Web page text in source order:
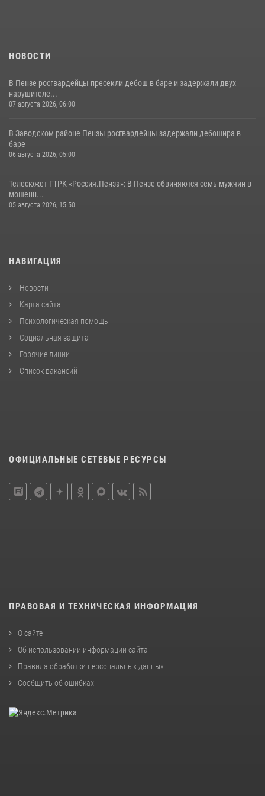
НОВОСТИ
В Пензе росгвардейцы пресекли дебош в баре и задержали двух
нарушителе...
07 августа 2026, 06:00
В Заводском районе Пензы росгвардейцы задержали дебошира в
баре
06 августа 2026, 05:00
Телесюжет ГТРК «Россия.Пенза»: В Пензе обвиняются семь мужчин в
мошенн...
05 августа 2026, 15:50
НАВИГАЦИЯ
Новости
Карта сайта
Психологическая помощь
Социальная защита
Горячие линии
Список вакансий
ОФИЦИАЛЬНЫЕ СЕТЕВЫЕ РЕСУРСЫ
ПРАВОВАЯ И ТЕХНИЧЕСКАЯ ИНФОРМАЦИЯ
О сайте
Об использовании информации сайта
Правила обработки персональных данных
Сообщить об ошибках